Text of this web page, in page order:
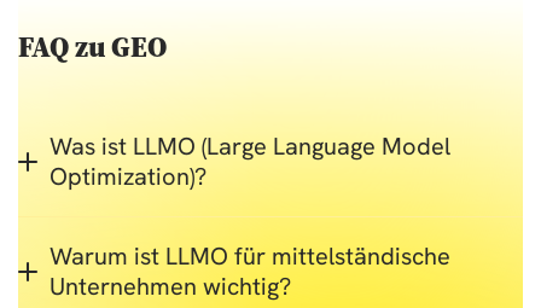
FAQ zu GEO
Was ist LLMO (Large Language Model
Optimization)?
Warum ist LLMO für mittelständische
Unternehmen wichtig?